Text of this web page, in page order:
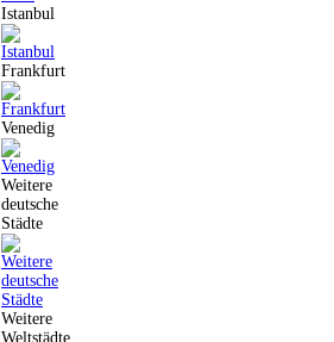
Istanbul
Frankfurt
Venedig
Weitere
deutsche
Städte
Weitere
Weltstädte